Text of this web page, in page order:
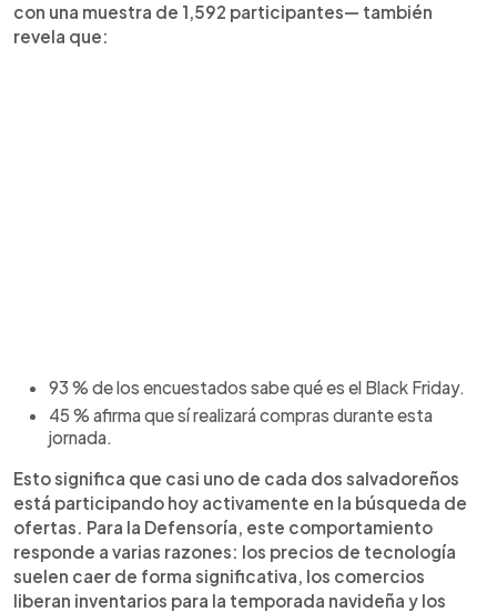
con una muestra de 1,592 participantes— también
revela que:
93 % de los encuestados sabe qué es el Black Friday.
45 % afirma que sí realizará compras durante esta
jornada.
Esto significa que casi uno de cada dos salvadoreños
está participando hoy activamente en la búsqueda de
ofertas. Para la Defensoría, este comportamiento
responde a varias razones: los precios de tecnología
suelen caer de forma significativa, los comercios
liberan inventarios para la temporada navideña y los